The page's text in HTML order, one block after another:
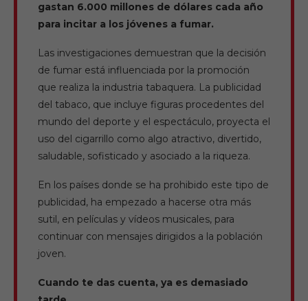
gastan 6.000 millones de dólares cada año
para incitar a los jóvenes a fumar.
Las investigaciones demuestran que la decisión
de fumar está influenciada por la promoción
que realiza la industria tabaquera. La publicidad
del tabaco, que incluye figuras procedentes del
mundo del deporte y el espectáculo, proyecta el
uso del cigarrillo como algo atractivo, divertido,
saludable, sofisticado y asociado a la riqueza.
En los países donde se ha prohibido este tipo de
publicidad, ha empezado a hacerse otra más
sutil, en películas y vídeos musicales, para
continuar con mensajes dirigidos a la población
joven.
Cuando te das cuenta, ya es demasiado